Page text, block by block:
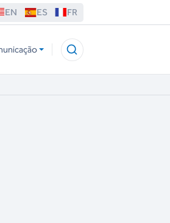
EN ES FR